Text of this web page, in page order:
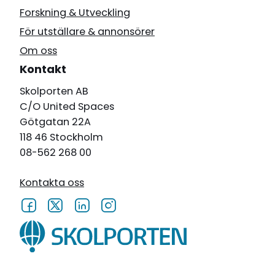
Forskning & Utveckling
För utställare & annonsörer
Om oss
Kontakt
Skolporten AB
C/O United Spaces
Götgatan 22A
118 46 Stockholm
08-562 268 00
Kontakta oss